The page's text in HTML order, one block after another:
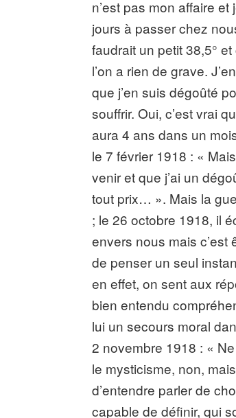
n’est pas mon affaire
jours à passer chez
faudrait un petit 38,5°
l’on a rien de grave.
que j’en suis dégoûté
souffrir. Oui, c’est vrai
aura 4 ans dans un
le 7 février 1918 : «
venir et que j’ai un
tout prix… ». Mais la
; le 26 octobre 1918, il
envers nous mais
de penser un seul
en effet, on sent aux
bien entendu
lui un secours moral
2 novembre 1918 : «
le mysticisme, non,
d’entendre parler de
capable de définir, qui